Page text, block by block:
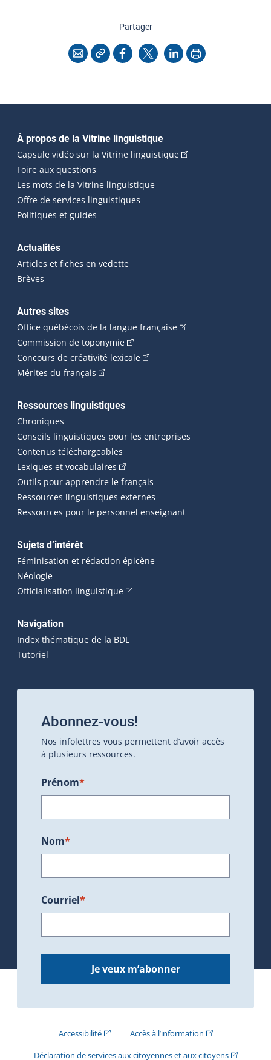
Partagercette page
CourrielCopier l'adresse
Facebook
X LinkedInImprimer
Navigation principale
À propos de la Vitrine linguistique
Capsule vidéo sur la Vitrine linguistique(Cet hyperlien
Foire aux questions
Les mots de la Vitrine linguistique
Offre de services linguistiques
Politiques et guides
Actualités
Articles et fiches en vedette
Brèves
Autres sites
Office québécois de la langue française(Cet hyperlien
Commission de toponymie(Cet hyperlien externe s'ouvrira
Concours de créativité lexicale(Cet hyperlien externe
Mérites du français (Cet hyperlien externe s'ouvrira dans une
Ressources linguistiques
Chroniques
Conseils linguistiques pour les entreprises
Contenus téléchargeables
Lexiques et vocabulaires (Cet hyperlien externe s'ouvrira
Outils pour apprendre le français
Ressources linguistiques externes
Ressources pour le personnel enseignant
Sujets d’intérêt
Féminisation et rédaction épicène
Néologie
Officialisation linguistique(Cet hyperlien externe s'ouvrira
Navigation
Index thématique de la BDL
Tutoriel
Abonnez-vous!
Nos infolettres vous permettent d’avoir accès
à plusieurs ressources.
Prénom*
Nom*
Courriel*
Je veux m’abonner
Accessibilité(Cet hyperlien externe s'ouvrira dans une
Accès à l’information(Cet hyperlien
Déclaration de services aux citoyennes et aux citoyens(Cet